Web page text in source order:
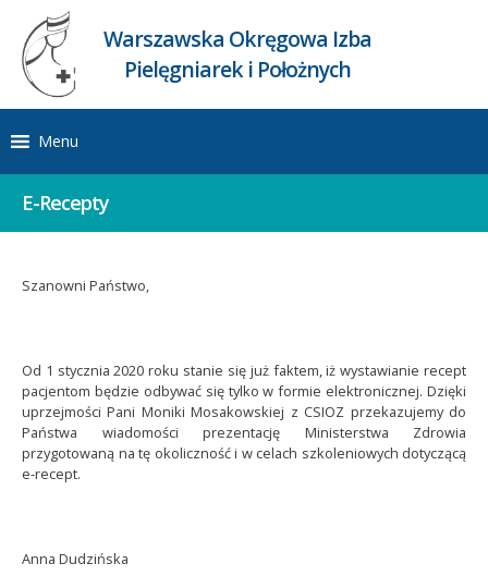
Warszawska Okręgowa Izba
Pielęgniarek i Położnych
Menu
E-Recepty
Szanowni Państwo,
Od 1 stycznia 2020 roku stanie się już faktem, iż wystawianie recept
pacjentom będzie odbywać się tylko w formie elektronicznej. Dzięki
uprzejmości Pani Moniki Mosakowskiej z CSIOZ przekazujemy do
Państwa wiadomości prezentację Ministerstwa Zdrowia
przygotowaną na tę okoliczność i w celach szkoleniowych dotyczącą
e-recept.
Anna Dudzińska